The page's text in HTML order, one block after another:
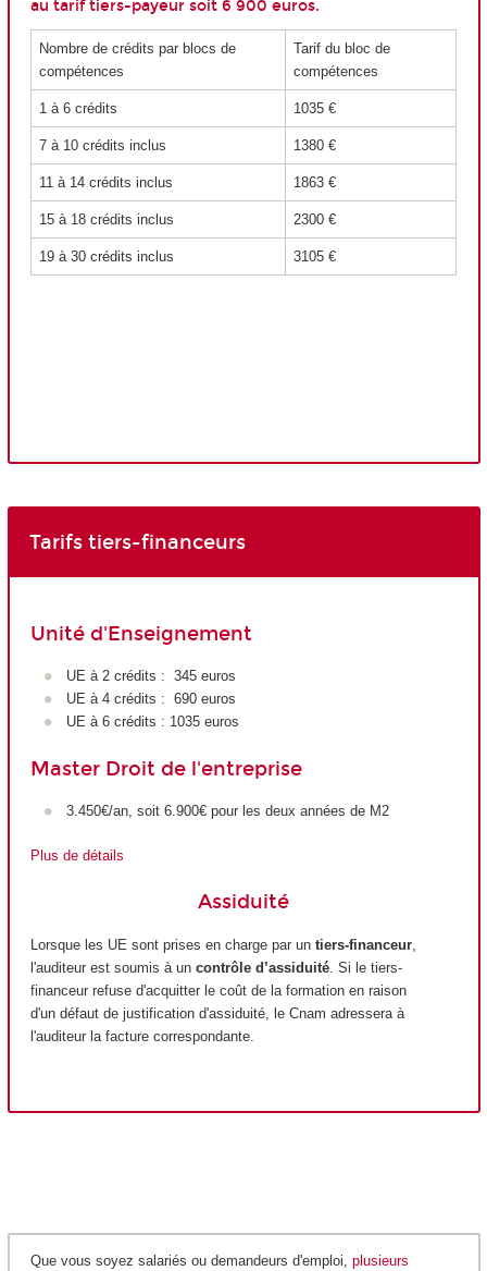
au tarif tiers-payeur soit 6 900 euros.
Nombre de crédits par blocs de
compétences
Tarif du bloc de
compétences
1 à 6 crédits 1035 €
7 à 10 crédits inclus 1380 €
11 à 14 crédits inclus 1863 €
15 à 18 crédits inclus 2300 €
19 à 30 crédits inclus 3105 €
Tarifs tiers-financeurs
Unité d'Enseignement
UE à 2 crédits : 345 euros
UE à 4 crédits : 690 euros
UE à 6 crédits : 1035 euros
Master Droit de l'entreprise
3.450€/an, soit 6.900€ pour les deux années de M2
Plus de détails
Assiduité
Lorsque les UE sont prises en charge par un tiers-financeur
l'auditeur est soumis à un contrôle d’assiduité . Si le tiers-
financeur refuse d'acquitter le coût de la formation en raison
d'un défaut de justification d'assiduité, le Cnam adressera à
l'auditeur la facture correspondante.
Que vous soyez salariés ou demandeurs d'emploi, plusieurs